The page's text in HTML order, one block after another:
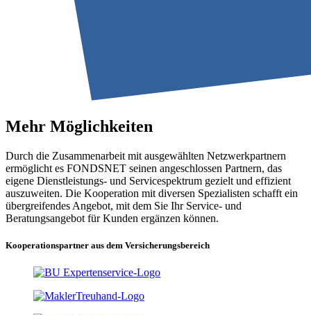
Mehr Möglichkeiten
Durch die Zusammenarbeit mit ausgewählten Netzwerkpartnern
ermöglicht es FONDSNET seinen angeschlossen Partnern, das
eigene Dienstleistungs- und Servicespektrum gezielt und effizient
auszuweiten. Die Kooperation mit diversen Spezialisten schafft ein
übergreifendes Angebot, mit dem Sie Ihr Service- und
Beratungsangebot für Kunden ergänzen können.
Kooperationspartner aus dem Versicherungsbereich